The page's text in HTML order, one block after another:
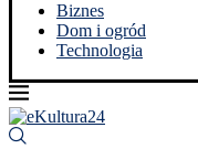
Biznes
Dom i ogród
Technologia